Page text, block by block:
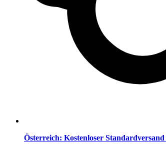
Österreich: Kostenloser Standardversand